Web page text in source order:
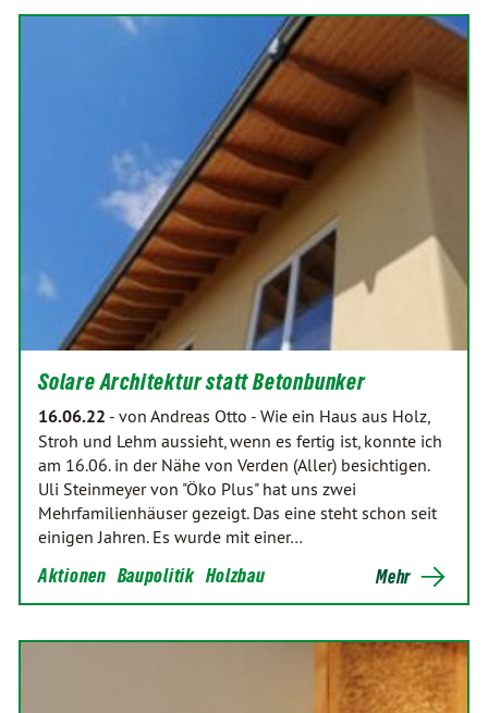
Solare Architektur statt Betonbunker
16.06.22 - von Andreas Otto - Wie ein Haus aus Holz,
Stroh und Lehm aussieht, wenn es fertig ist, konnte ich
am 16.06. in der Nähe von Verden (Aller) besichtigen.
Uli Steinmeyer von "Öko Plus" hat uns zwei
Mehrfamilienhäuser gezeigt. Das eine steht schon seit
einigen Jahren. Es wurde mit einer…
Aktionen Baupolitik Holzbau Mehr